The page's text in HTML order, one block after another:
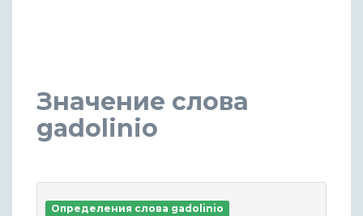
Значение слова
gadolinio
Определения слова gadolinio